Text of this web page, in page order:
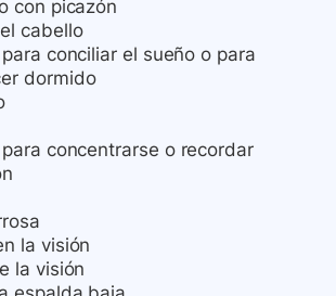
con picazón
cabello
conciliar el sueño o para
dormido
concentrarse o recordar
la visión
la visión